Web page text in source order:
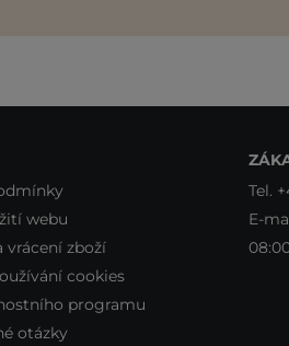
webu
vrácení zboží
cookies
programu
otázky
Tel.
E-